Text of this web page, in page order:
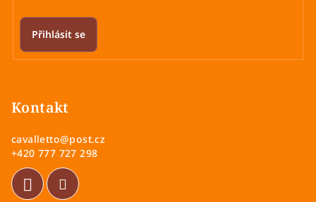
Přihlásit se
Kontakt
cavalletto@post.cz
+420 777 727 298